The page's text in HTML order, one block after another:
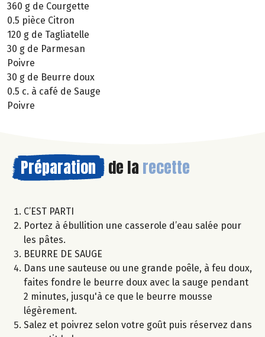
360 g de Courgette
0.5 pièce Citron
120 g de Tagliatelle
30 g de Parmesan
Poivre
30 g de Beurre doux
0.5 c. à café de Sauge
Poivre
Préparation de la recette
C’EST PARTI
Portez à ébullition une casserole d’eau salée pour
les pâtes.
BEURRE DE SAUGE
Dans une sauteuse ou une grande poêle, à feu doux,
faites fondre le beurre doux avec la sauge pendant
2 minutes, jusqu'à ce que le beurre mousse
légèrement.
Salez et poivrez selon votre goût puis réservez dans